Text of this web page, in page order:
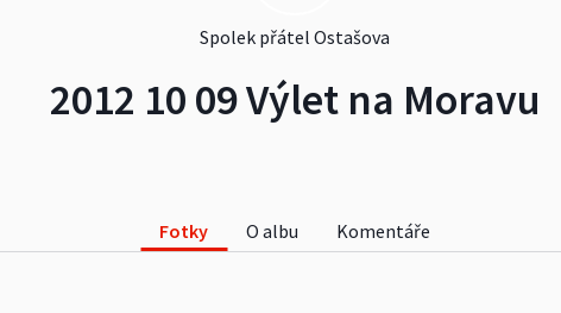
Spolek přátel Ostašova
2012 10 09 Výlet na Moravu
Fotky O albu Komentáře